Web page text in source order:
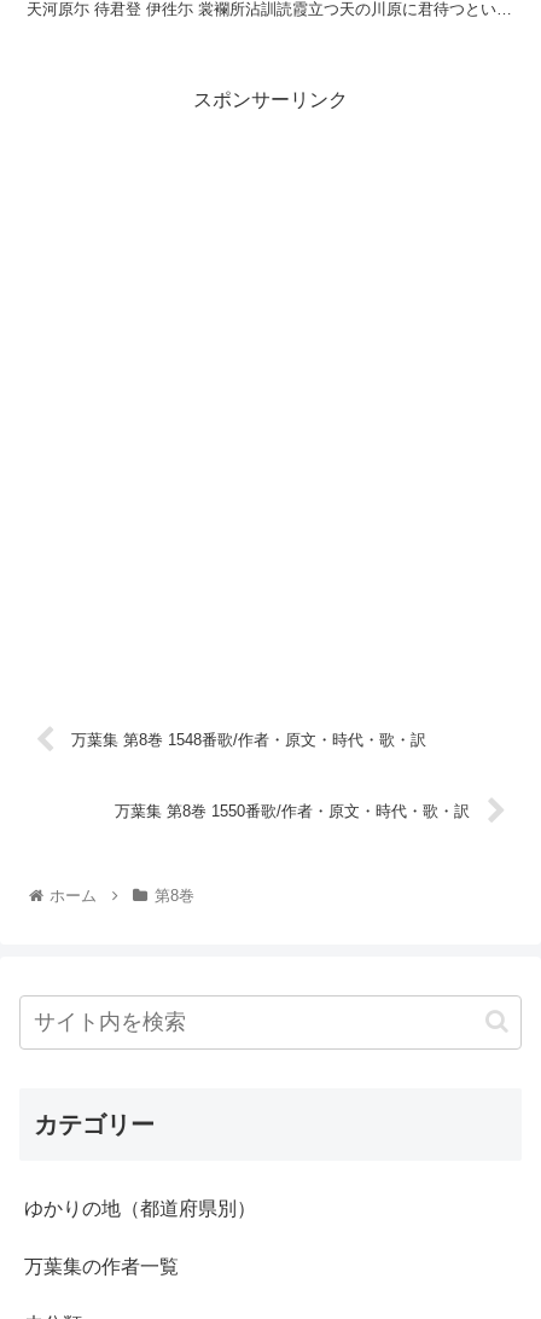
天河原尓 待君登 伊徃尓 裳襴所沾訓読霞立つ天の川原に君待つとい行
スポンサーリンク
万葉集 第8巻 1548番歌/作者・原文・時代・歌・訳
万葉集 第8巻 1550番歌/作者・原文・時代・歌・訳
ホーム 第8巻
カテゴリー
ゆかりの地（都道府県別）
万葉集の作者一覧